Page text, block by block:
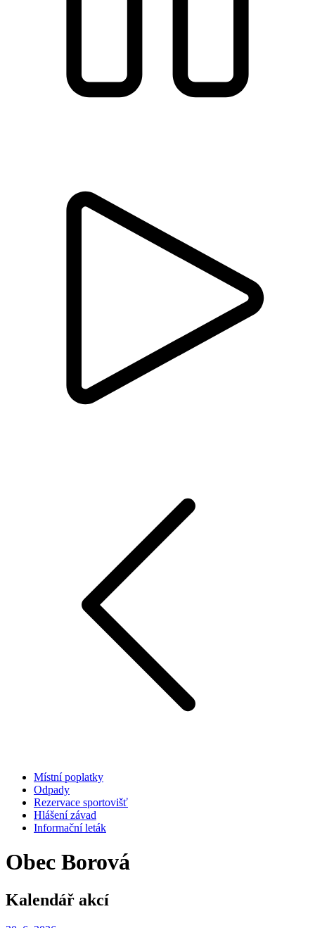
Místní poplatky
Odpady
Rezervace sportovišť
Hlášení závad
Informační leták
Obec Borová
Kalendář akcí